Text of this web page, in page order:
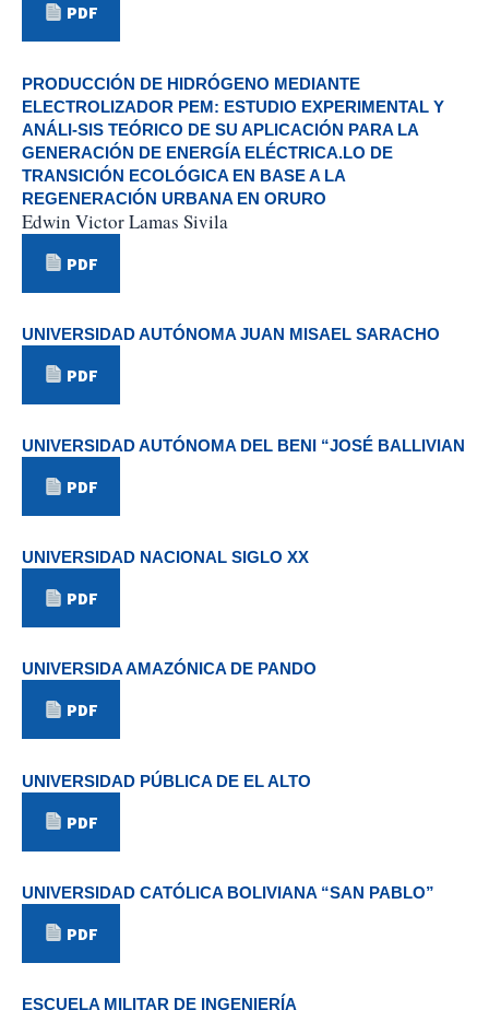
PDF
PRODUCCIÓN DE HIDRÓGENO MEDIANTE
ELECTROLIZADOR PEM: ESTUDIO EXPERIMENTAL Y
ANÁLI-SIS TEÓRICO DE SU APLICACIÓN PARA LA
GENERACIÓN DE ENERGÍA ELÉCTRICA.LO DE
TRANSICIÓN ECOLÓGICA EN BASE A LA
REGENERACIÓN URBANA EN ORURO
Edwin Victor Lamas Sivila
PDF
UNIVERSIDAD AUTÓNOMA JUAN MISAEL SARACHO
PDF
UNIVERSIDAD AUTÓNOMA DEL BENI “JOSÉ BALLIVIAN
PDF
UNIVERSIDAD NACIONAL SIGLO XX
PDF
UNIVERSIDA AMAZÓNICA DE PANDO
PDF
UNIVERSIDAD PÚBLICA DE EL ALTO
PDF
UNIVERSIDAD CATÓLICA BOLIVIANA “SAN PABLO”
PDF
ESCUELA MILITAR DE INGENIERÍA